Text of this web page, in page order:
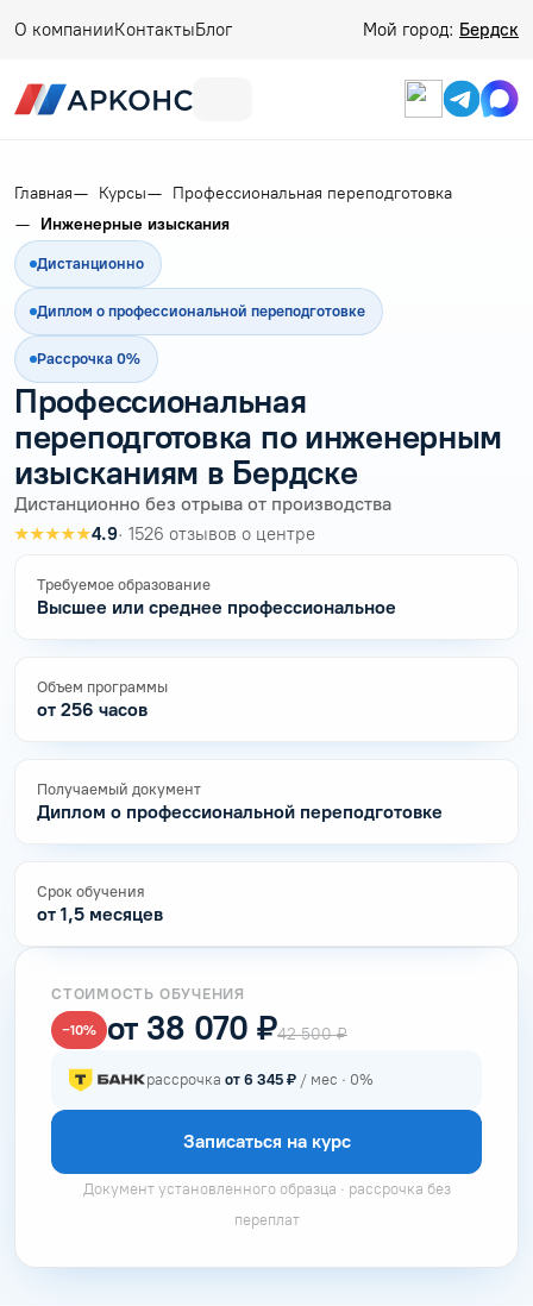
О компанииКонтактыБлог Мой город: Бердск
Главная Курсы
Профессиональная переподготовка
Инженерные изыскания
Дистанционно
Диплом о профессиональной переподготовке
Рассрочка 0%
Профессиональная
переподготовка по инженерным
изысканиям в Бердске
Дистанционно без отрыва от производства
★★★★★4.9· 1526 отзывов о центре
Требуемое образование
Высшее или среднее профессиональное
Объем программы
от 256 часов
Получаемый документ
Диплом о профессиональной переподготовке
Срок обучения
от 1,5 месяцев
СТОИМОСТЬ ОБУЧЕНИЯ
−10% от 38 070 ₽42 500 ₽
рассрочка от 6 345 ₽ / мес · 0%
Записаться на курс
Документ установленного образца · рассрочка без
переплат